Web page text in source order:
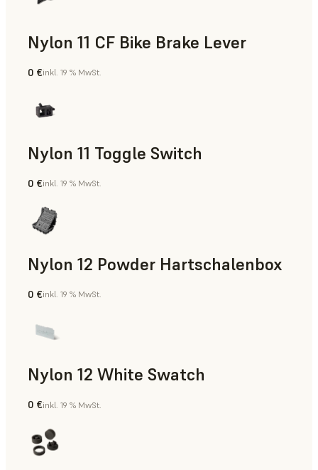
Nylon 11 CF Bike Brake Lever
SLS-Pulver
0 €inkl. 19 % MwSt.
Nylon 11 Toggle Switch
SLS-Pulver
0 €inkl. 19 % MwSt.
Nylon 12 Powder Hartschalenbox
SLS-Pulver
0 €inkl. 19 % MwSt.
Nylon 12 White Swatch
SLS-Pulver
0 €inkl. 19 % MwSt.